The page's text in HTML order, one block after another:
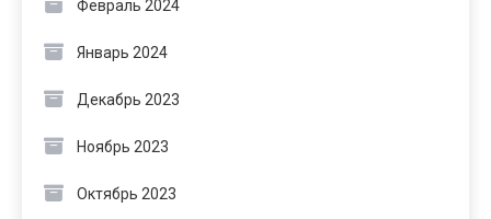
Февраль 2024
Январь 2024
Декабрь 2023
Ноябрь 2023
Октябрь 2023